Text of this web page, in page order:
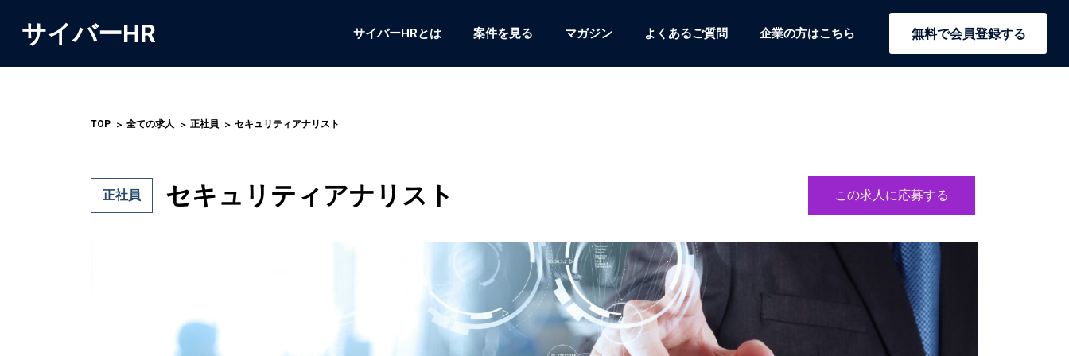
サイバーHR サイバーHRとは 案件を見る マガジン よくあるご質問 企業の方はこちら 無料で会員登録する
TOP 全ての求人 正社員 セキュリティアナリスト
正社員 セキュリティアナリスト この求人に応募する